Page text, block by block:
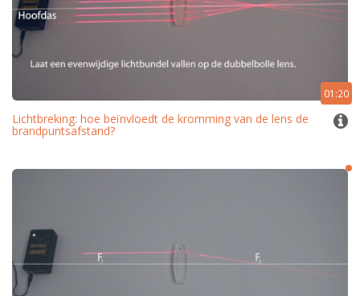
01:20
Lichtbreking: hoe beïnvloedt de kromming van de lens de
brandpuntsafstand?